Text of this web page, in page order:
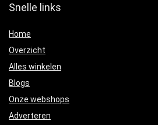
Snelle links
Home
Overzicht
Alles winkelen
Blogs
Onze webshops
Adverteren